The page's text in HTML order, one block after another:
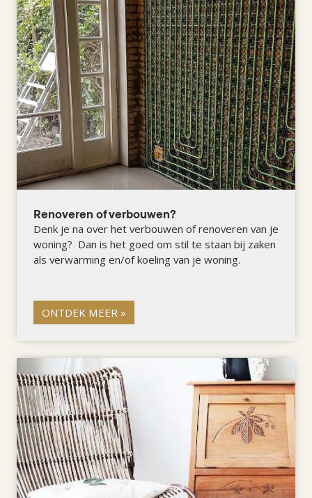
Renoveren of verbouwen?
Denk je na over het verbouwen of renoveren van je
woning? Dan is het goed om stil te staan bij zaken
als verwarming en/of koeling van je woning.
ONTDEK MEER »